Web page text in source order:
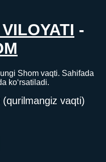
-
Shom vaqti. Sahifada
ko‘rsatiladi.
(qurilmangiz vaqti)